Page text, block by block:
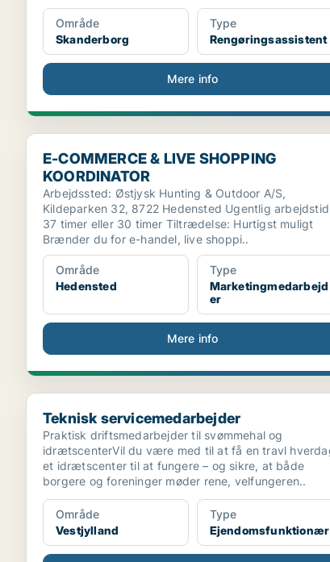
Område
Skanderborg
Type
Rengøringsassistent
Mere info
E-COMMERCE & LIVE SHOPPING KOORDINATOR
E-COMMERCE & LIVE SHOPPING
KOORDINATOR
Arbejdssted: Østjysk Hunting & Outdoor A/S,
Kildeparken 32, 8722 Hedensted Ugentlig
37 timer eller 30 timer Tiltrædelse: Hurtigst muligt
Brænder du for e-handel, live shoppi..
Område
Hedensted
Type
Marketingmedarbejd
er
Mere info
Teknisk servicemedarbejder
Teknisk servicemedarbejder
Praktisk driftsmedarbejder til svømmehal og
idrætscenterVil du være med til at få en travl
et idrætscenter til at fungere – og sikre, at både
borgere og foreninger møder rene, velfungeren..
Område
Vestjylland
Type
Ejendomsfunktionær